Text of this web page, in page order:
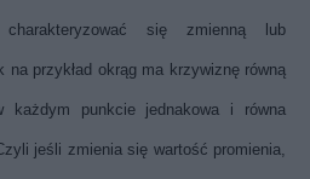
się zmienną lub
przykład okrąg ma krzywiznę równą
punkcie jednakowa i równa
jeśli zmienia się wartość promienia,